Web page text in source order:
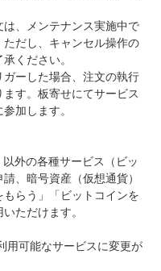
は、メンテナンス実施中で
だし、キャンセル操作の
ください。
ガーした場合、注文の執行
す。板寄せにてサービス
加します。
外の各種サービス（ビッ
、暗号資産（仮想通貨）
らう」「ビットコインを
ただけます。
用可能なサービスに変更が